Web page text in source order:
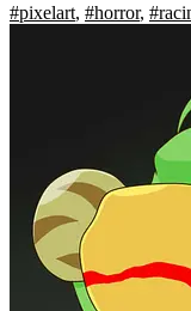
#pixelart, #horror,